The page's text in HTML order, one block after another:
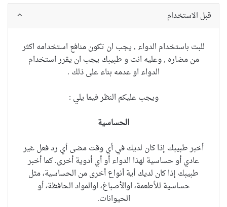
قبل الاستخدام
للبت باستخدام الدواء , يجب ان تكون منافع استخدامه اكثر
من مضاره , وعليه انت و طبيبك يجب ان يقرر استخدام
الدواء او عدمه بناء على ذلك .
ويجب عليكم النظر فيما يلي :
الحساسية
أخبر طبيبك إذا كان لديك في أي وقت مضى أي رد فعل غير
عادي أو حساسية لهذا الدواء أو أي أدوية أخرى.كما أخبر
طبيبك إذا كان لديك أية أنواع أخرى من الحساسية، مثل
حساسية للأطعمة، اوالأصباغ، اوالمواد الحافظة، أو
الحيوانات.